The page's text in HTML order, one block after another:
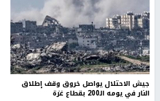
جيش الاحتلال يواصل خروق وقف إطلاق
النار في يومه الـ200 بقطاع غزة